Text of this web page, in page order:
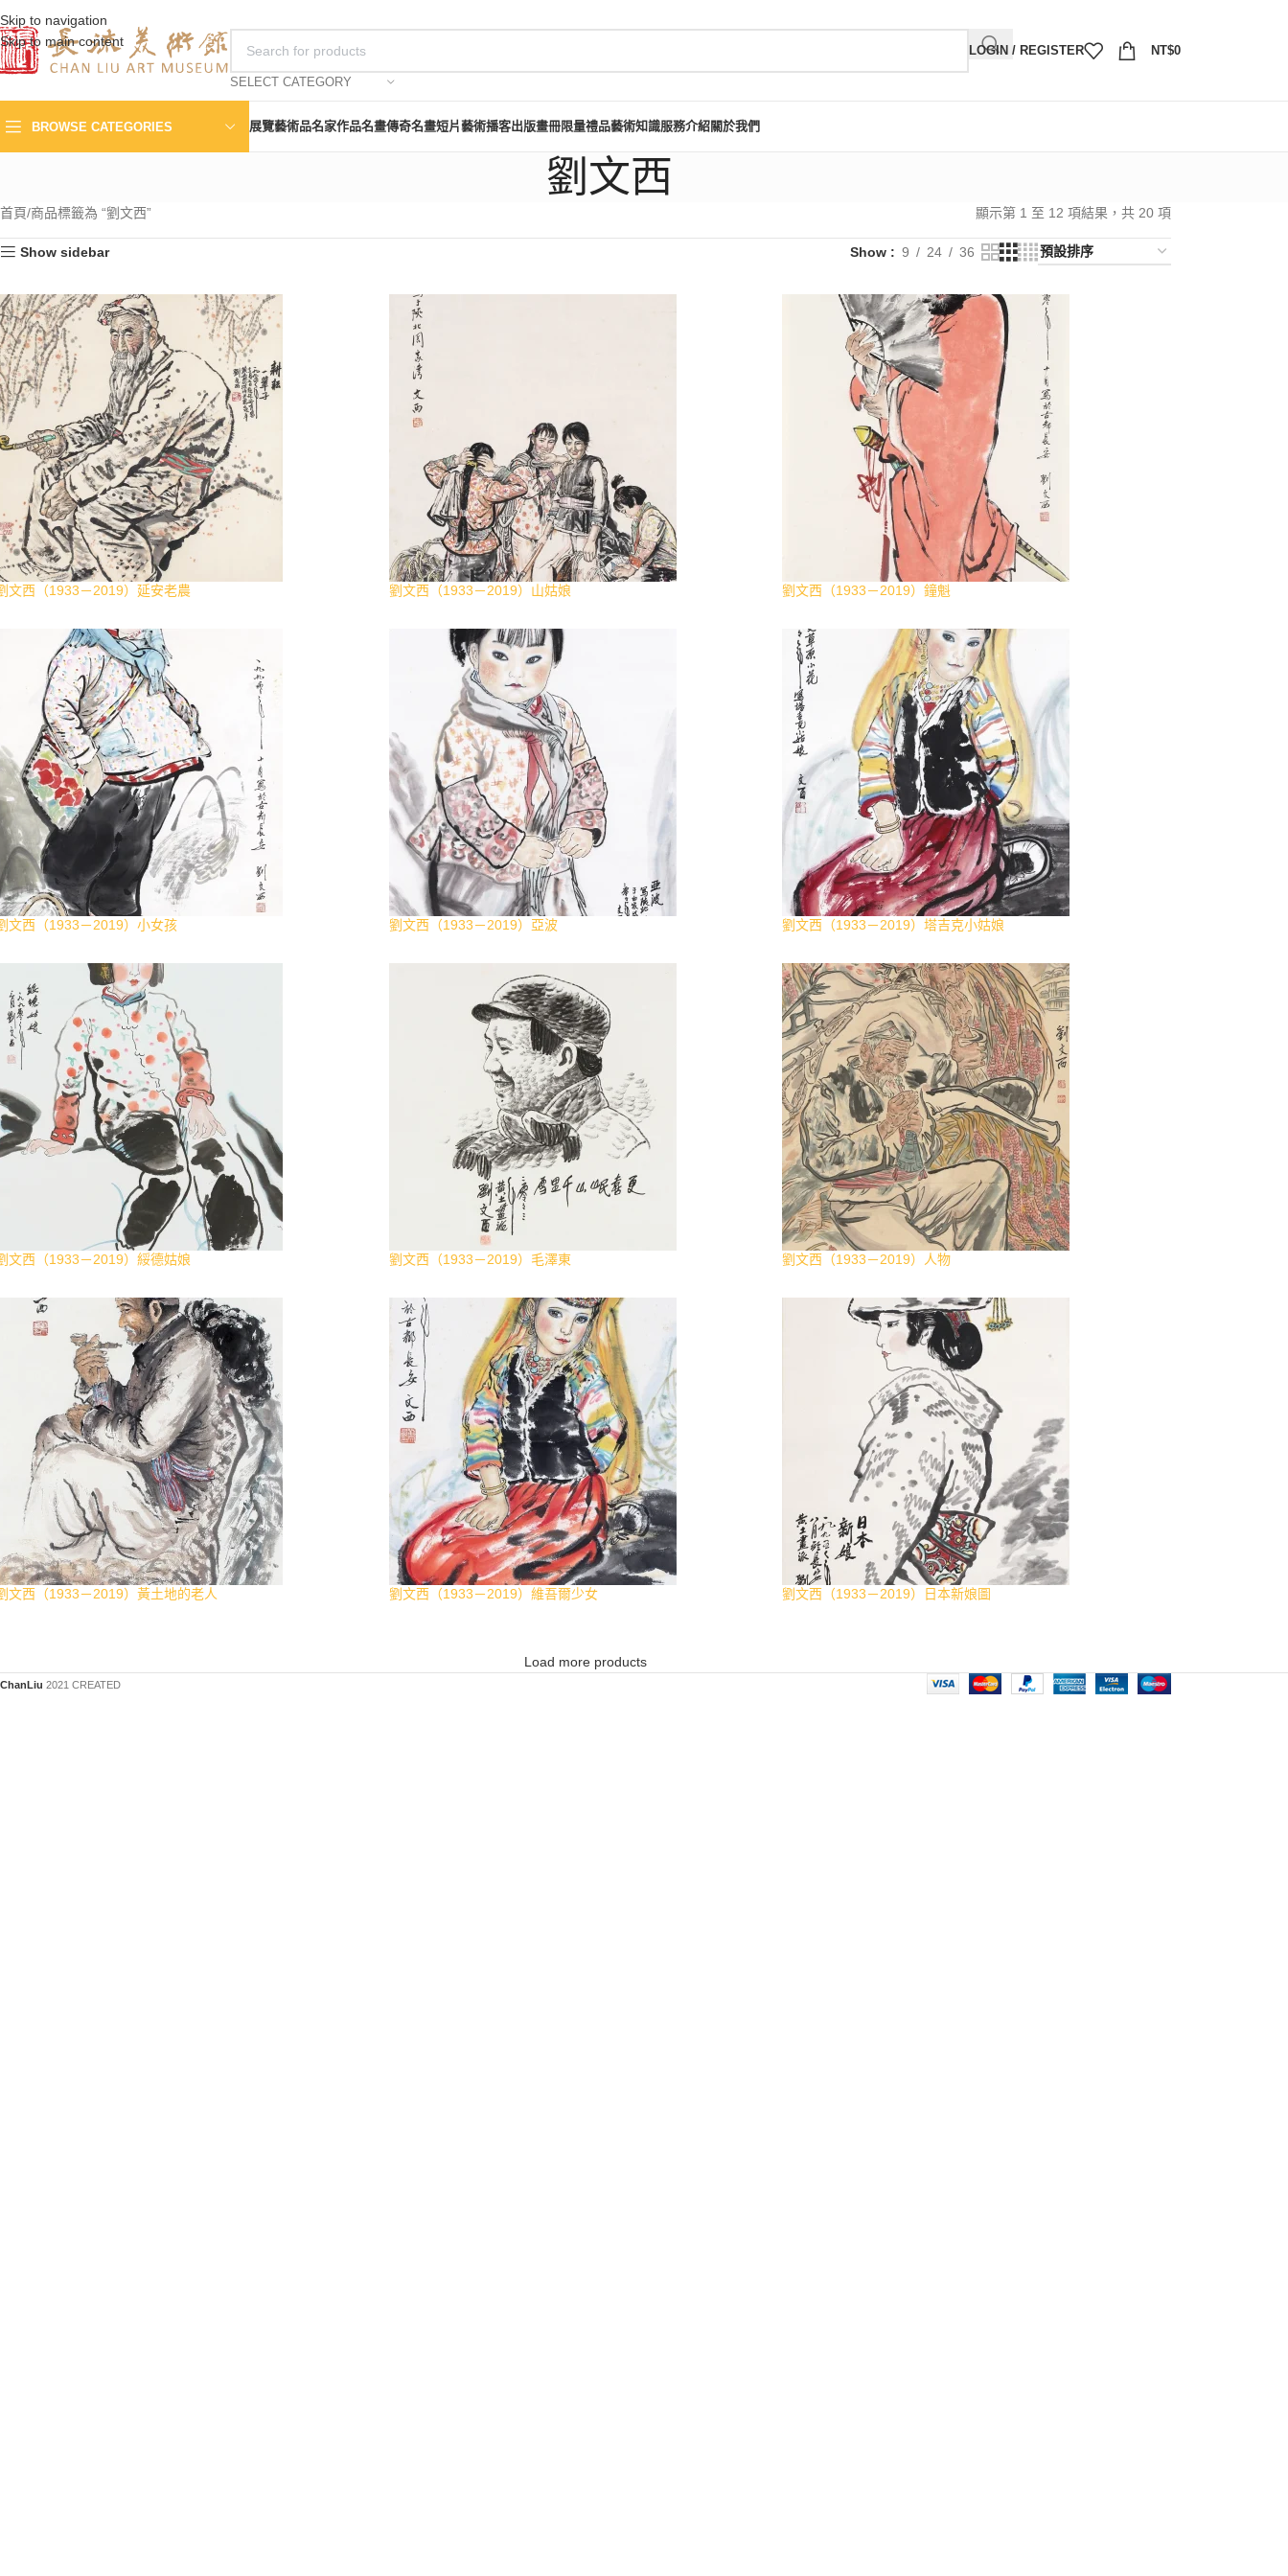
Skip to navigation
Skip to main content
SELECT CATEGORY
LOGIN / REGISTER NT$0
BROWSE CATEGORIES 展覽藝術品名家作品名畫傳奇名畫短片藝術播客出版畫冊限量禮品藝術知識服務介紹關於我們
劉文西
首頁 商品標籤為 “劉文西” 顯示第 1 至 12 項結果，共 20 項
Show sidebar Show 9 24 36
文西（1933－2019）延安老農 劉文西（1933－2019）山姑娘 劉文西（1933－2019）鐘魁
文西（1933－2019）小女孩 劉文西（1933－2019）亞波 劉文西（1933－2019）塔吉克小姑娘
文西（1933－2019）綏德姑娘 劉文西（1933－2019）毛澤東 劉文西（1933－2019）人物
文西（1933－2019）黃土地的老人 劉文西（1933－2019）維吾爾少女 劉文西（1933－2019）日本新娘圖
Load more products
ChanLiu 2021 CREATED